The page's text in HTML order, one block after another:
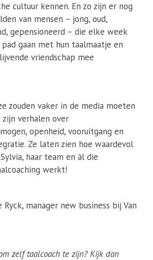
cultuur kennen. En zo zijn er nog
van mensen – jong, oud,
gepensioneerd – die elke week
gaan met hun taalmaatje en
vriendschap mee
zouden vaker in de media moeten
verhalen over
openheid, vooruitgang en
Ze laten zien hoe waardevol
haar team en àl die
werkt!
manager new business bij Van
zelf taalcoach te zijn? Kijk dan